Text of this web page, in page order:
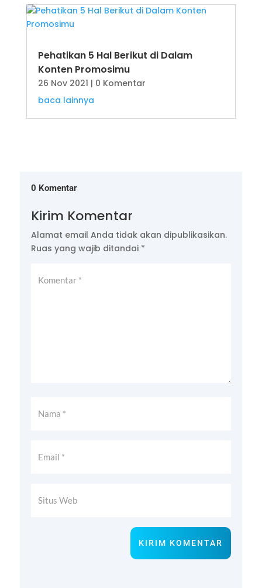
Pehatikan 5 Hal Berikut di Dalam
Konten Promosimu
26 Nov 2021 | 0 Komentar
baca lainnya
0 Komentar
Kirim Komentar
Alamat email Anda tidak akan dipublikasikan.
Ruas yang wajib ditandai *
KIRIM KOMENTAR